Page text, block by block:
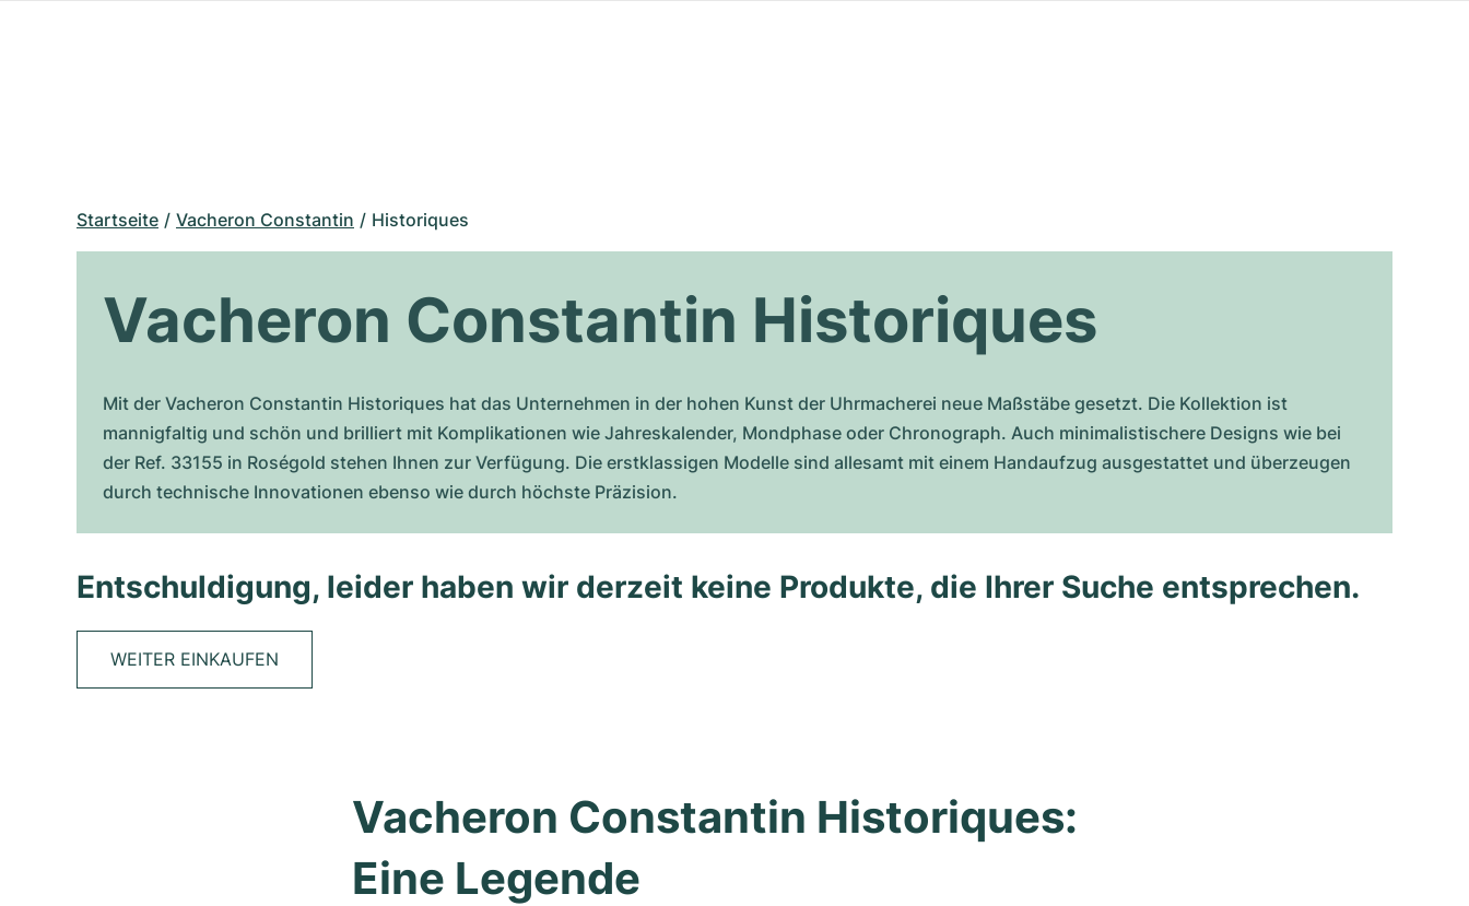
Startseite Vacheron Constantin Historiques
Vacheron Constantin Historiques
Mit der Vacheron Constantin Historiques hat das Unternehmen in der hohen Kunst der Uhrmacherei neue Maßstäbe gesetzt. Die Kollektion ist
mannigfaltig und schön und brilliert mit Komplikationen wie Jahreskalender, Mondphase oder Chronograph. Auch minimalistischere Designs wie bei
der Ref. 33155 in Roségold stehen Ihnen zur Verfügung. Die erstklassigen Modelle sind allesamt mit einem Handaufzug ausgestattet und überzeugen
durch technische Innovationen ebenso wie durch höchste Präzision.
Entschuldigung, leider haben wir derzeit keine Produkte, die Ihrer Suche entsprechen.
WEITER EINKAUFEN
Vacheron Constantin Historiques:
Eine Legende